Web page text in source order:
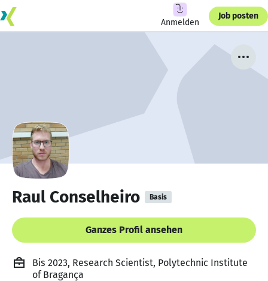
Anmelden
Job posten
Raul Conselheiro Basis
Ganzes Profil ansehen
Bis 2023, Research Scientist, Polytechnic Institute
of Bragança